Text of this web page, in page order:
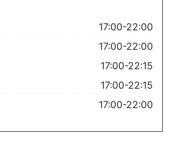
17:00-22:00
17:00-22:00
17:00-22:15
17:00-22:15
17:00-22:00